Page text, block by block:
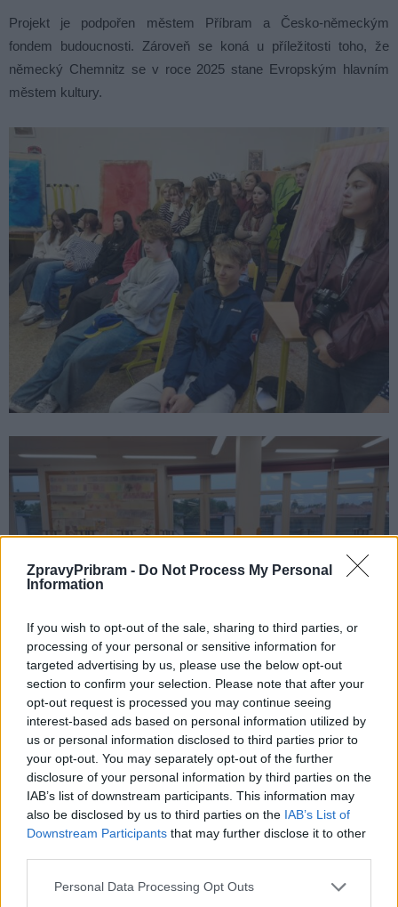
ZpravyPribram - Do Not Process My Personal
Information
If you wish to opt-out of the sale, sharing to third parties, or
processing of your personal or sensitive information for
targeted advertising by us, please use the below opt-out
section to confirm your selection. Please note that after your
opt-out request is processed you may continue seeing
interest-based ads based on personal information utilized by
us or personal information disclosed to third parties prior to
your opt-out. You may separately opt-out of the further
disclosure of your personal information by third parties on the
IAB’s list of downstream participants. This information may
also be disclosed by us to third parties on the IAB’s List of
Downstream Participants that may further disclose it to other
Personal Data Processing Opt Outs
Projekt je podpořen městem Příbram a Česko-německým
fondem budoucnosti. Zároveň se koná u příležitosti toho, že
německý Chemnitz se v roce 2025 stane Evropským hlavním
městem kultury.
Komentáře